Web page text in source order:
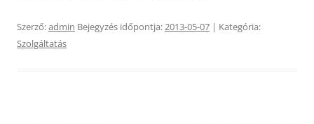
Szerző:admin Bejegyzés időpontja:2013-05-07 | Kategória:
Szolgáltatás